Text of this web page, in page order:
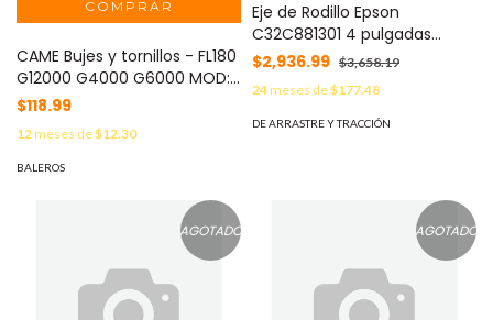
CAME Bujes y tornillos - FL180
G12000 G4000 G6000 MOD:
119RIG215U
$118.99
12meses de$12.30
BALEROS
Eje de Rodillo Epson
C32C881301 4 pulgadas
(ColorWorks C6500 / 6000)
$2,936.99 $3,658.19
24meses de$177.48
DE ARRASTRE Y TRACCIÓN
AGOTADO AGOTADO